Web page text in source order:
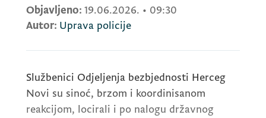
Objavljeno: 19.06.2026. • 09:30
Autor: Uprava policije
Službenici Odjeljenja bezbjednosti Herceg
Novi su sinoć, brzom i koordinisanom
reakcijom, locirali i po nalogu državnog